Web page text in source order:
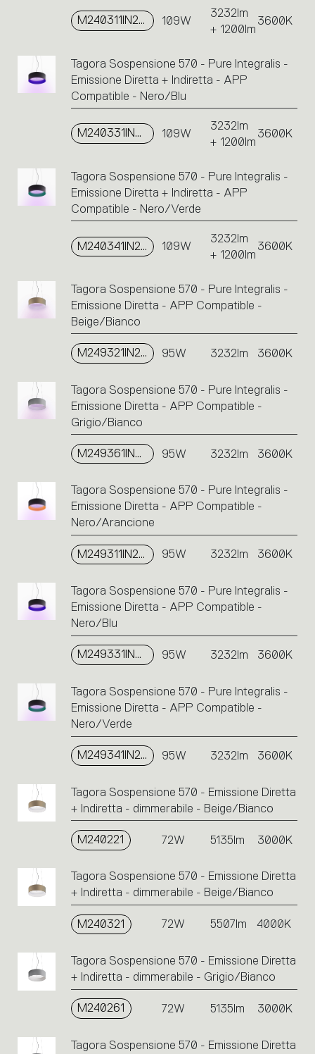
M240311IN2APP 109W
3232lm
+ 1200lm
3600K
Tagora Sospensione 570 - Pure Integralis -
Emissione Diretta + Indiretta - APP
Compatible - Nero/Blu
M240331IN2APP 109W
3232lm
+ 1200lm
3600K
Tagora Sospensione 570 - Pure Integralis -
Emissione Diretta + Indiretta - APP
Compatible - Nero/Verde
M240341IN2APP 109W
3232lm
+ 1200lm
3600K
Tagora Sospensione 570 - Pure Integralis -
Emissione Diretta - APP Compatible -
Beige/Bianco
M249321IN2APP 95W 3232lm 3600K
Tagora Sospensione 570 - Pure Integralis -
Emissione Diretta - APP Compatible -
Grigio/Bianco
M249361IN2APP 95W 3232lm 3600K
Tagora Sospensione 570 - Pure Integralis -
Emissione Diretta - APP Compatible -
Nero/Arancione
M249311IN2APP 95W 3232lm 3600K
Tagora Sospensione 570 - Pure Integralis -
Emissione Diretta - APP Compatible -
Nero/Blu
M249331IN2APP 95W 3232lm 3600K
Tagora Sospensione 570 - Pure Integralis -
Emissione Diretta - APP Compatible -
Nero/Verde
M249341IN2APP 95W 3232lm 3600K
Tagora Sospensione 570 - Emissione Diretta
+ Indiretta - dimmerabile - Beige/Bianco
M240221 72W 5135lm 3000K
Tagora Sospensione 570 - Emissione Diretta
+ Indiretta - dimmerabile - Beige/Bianco
M240321 72W 5507lm 4000K
Tagora Sospensione 570 - Emissione Diretta
+ Indiretta - dimmerabile - Grigio/Bianco
M240261 72W 5135lm 3000K
Tagora Sospensione 570 - Emissione Diretta